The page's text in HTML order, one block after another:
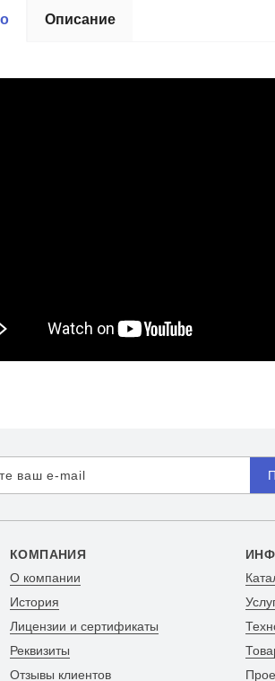
Описание
КОМПАНИЯ
О компании
История
Лицензии и сертификаты
Реквизиты
Отзывы клиентов